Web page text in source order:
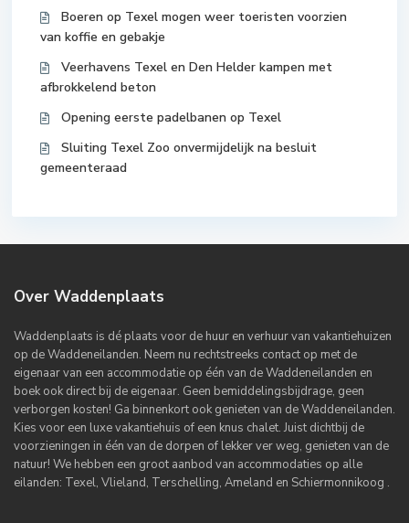
Boeren op Texel mogen weer toeristen voorzien
van koffie en gebakje
Veerhavens Texel en Den Helder kampen met
afbrokkelend beton
Opening eerste padelbanen op Texel
Sluiting Texel Zoo onvermijdelijk na besluit
gemeenteraad
Over Waddenplaats
Waddenplaats is dé plaats voor de huur en verhuur van vakantiehuizen
op de Waddeneilanden. Neem nu rechtstreeks contact op met de
eigenaar van een accommodatie op één van de Waddeneilanden en
boek ook direct bij de eigenaar. Geen bemiddelingsbijdrage, geen
verborgen kosten! Ga binnenkort ook genieten van de Waddeneilanden.
Kies voor een luxe vakantiehuis of een knus chalet. Juist dichtbij de
voorzieningen in één van de dorpen of lekker ver weg, genieten van de
natuur! We hebben een groot aanbod van accommodaties op alle
eilanden: Texel, Vlieland, Terschelling, Ameland en Schiermonnikoog .